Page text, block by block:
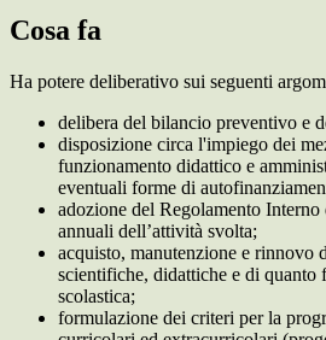
Cosa fa
Ha potere deliberativo sui seguenti
delibera del bilancio preventivo e
disposizione circa l'impiego dei
funzionamento didattico e
eventuali forme di
adozione del Regolamento
annuali dell’attività svolta;
acquisto, manutenzione e rinnovo
scientifiche, didattiche e di quanto
scolastica;
formulazione dei criteri per la